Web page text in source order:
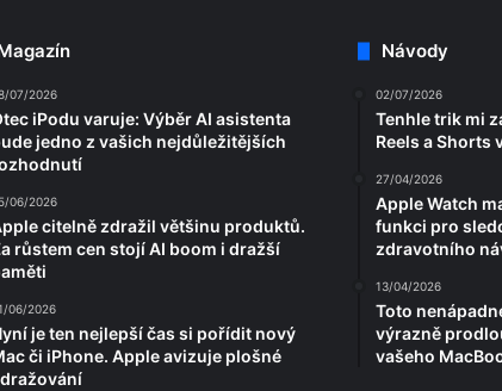
07/2026
iPodu varuje: Výběr AI asistenta
jedno z vašich nejdůležitějších
06/2026
citelně zdražil většinu produktů.
růstem cen stojí AI boom i dražší
06/2026
je ten nejlepší čas si pořídit nový
či iPhone. Apple avizuje plošné
Návody
02/07/2026
Tenhle trik mi
Reels a Shorts
27/04/2026
Apple Watch
funkci pro
zdravotního
13/04/2026
Toto
výrazně
vašeho